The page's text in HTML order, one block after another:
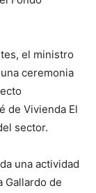
el ministro
ceremonia
de Vivienda El
sector.
una actividad
Gallardo de